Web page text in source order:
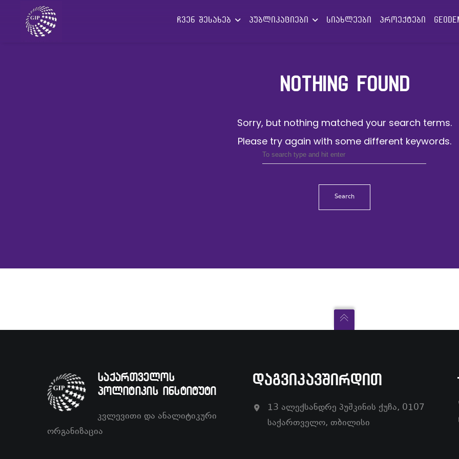
ჩვენ შესახებ პუბლიკაციები სიახლეები პროექტები
NOTHING FOUND
Sorry, but nothing matched your search terms.
Please try again with some different keywords.
Search
საქართველოს
პოლიტიკის ინსტიტუტი
კვლევითი და ანალიტიკური
ორგანიზაცია
ᲓᲐᲒᲕᲘᲙᲐᲕᲨᲘᲠᲓᲘᲗ
13 ალექსანდრე პუშკინის ქუჩა, 0107
საქართველო, თბილისი